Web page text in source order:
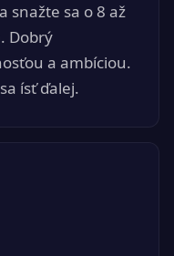
snažte sa o 8 až
Dobrý
a ambíciou.
ísť ďalej.